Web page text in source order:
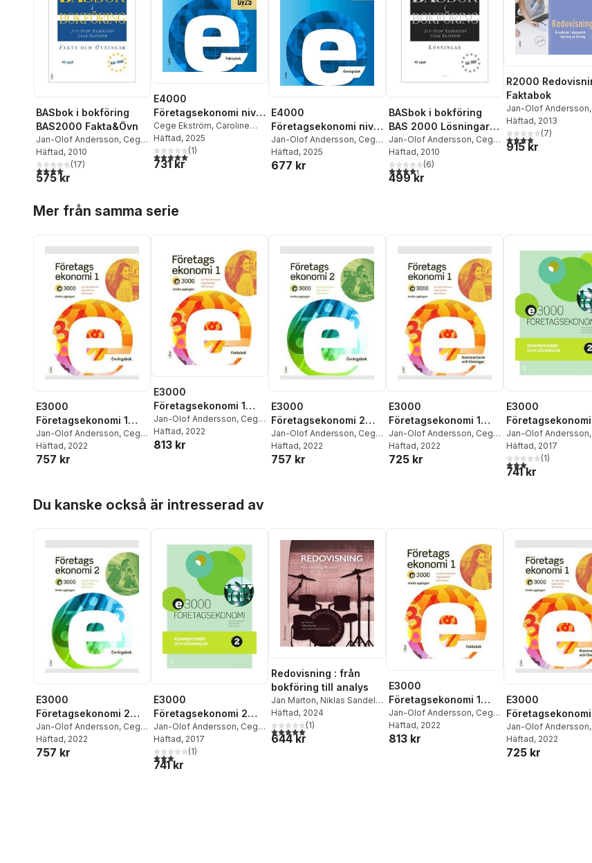
BASbok i bokföring
BAS2000 Fakta&Övn
Jan-Olof Andersson, Cege
Ekström
Häftad, 2010
4,1utav 5 stjärnor. Totalt antal röster:
(17)
575 kr
E4000
Företagsekonomi nivå
1 Faktabok
Cege Ekström, Caroline
Hansson,Rolf Jansson
Jan-Olof Andersson
Häftad, 2025
5,0utav 5 stjärnor. Totalt antal röster:
(1)
731 kr
E4000
Företagsekonomi nivå
1 Övningsbok
Jan-Olof Andersson, Cege
Ekström,Caroline Hansson
Rolf Jansson
Häftad, 2025
677 kr
BASbok i bokföring
BAS 2000 Lösningar
BAS 2000
Jan-Olof Andersson, Cege
Ekström
Häftad, 2010
4,3utav 5 stjärnor. Totalt antal röster:
(6)
499 kr
R2000
Faktabok
Jan-Olof Andersson,
Ekström
Häftad, 2013
3,9utav 5 stjärnor.
(7)
915 kr
Mer från samma serie
E3000
Företagsekonomi 1
Övningsbok
Jan-Olof Andersson, Cege
Ekström,Rolf Jansson
Jöran Enqvist
Häftad, 2022
757 kr
E3000
Företagsekonomi 1
Faktabok
Jan-Olof Andersson, Cege
Ekström,Rolf Jansson
Jöran Enqvist
Häftad, 2022
813 kr
E3000
Företagsekonomi 2
Övningsbok
Jan-Olof Andersson, Cege
Ekström,Rolf Jansson
Häftad, 2022
757 kr
E3000
Företagsekonomi 1
Kommentarer och
lösningar
Jan-Olof Andersson, Cege
Ekström,Rolf Jansson
Häftad, 2022
725 kr
E3000
Kommentarer och
lösningar
Jan-Olof Andersson,
Ekström,Rolf Jansson
Jöran Enqvist
Häftad, 2017
3,0utav 5 stjärnor.
(1)
741 kr
Du kanske också är intresserad av
E3000
Företagsekonomi 2
Övningsbok
Jan-Olof Andersson, Cege
Ekström,Rolf Jansson
Häftad, 2022
757 kr
E3000
Företagsekonomi 2
Kommentarer och
lösningar
Jan-Olof Andersson, Cege
Ekström,Rolf Jansson
Jöran Enqvist
Häftad, 2017
3,0utav 5 stjärnor. Totalt antal röster:
(1)
741 kr
Redovisning : från
bokföring till analys
Jan Marton, Niklas Sandell ,
Anna-Karin Stockenstrand
Häftad, 2024
5,0utav 5 stjärnor. Totalt antal röster:
(1)
644 kr
E3000
Företagsekonomi 1
Faktabok
Jan-Olof Andersson, Cege
Ekström,Rolf Jansson
Jöran Enqvist
Häftad, 2022
813 kr
E3000
Företagsekonomi
Kommentarer och
lösningar
Jan-Olof Andersson,
Ekström,Rolf Jansson
Häftad, 2022
725 kr